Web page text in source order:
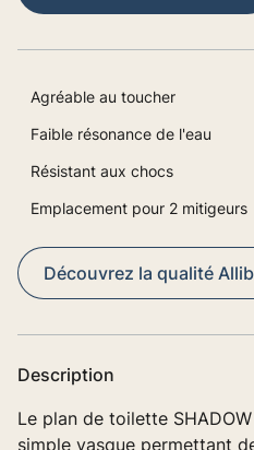
Agréable au toucher
Faible résonance de l'eau
Résistant aux chocs
Emplacement pour 2 mitigeurs
Découvrez la qualité
Description
Le plan de toilette
simple vasque permettant